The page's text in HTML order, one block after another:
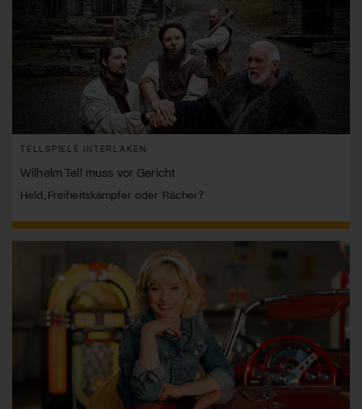
TELLSPIELE INTERLAKEN
Wilhelm Tell muss vor Gericht
Held, Freiheitskämpfer oder Rächer?